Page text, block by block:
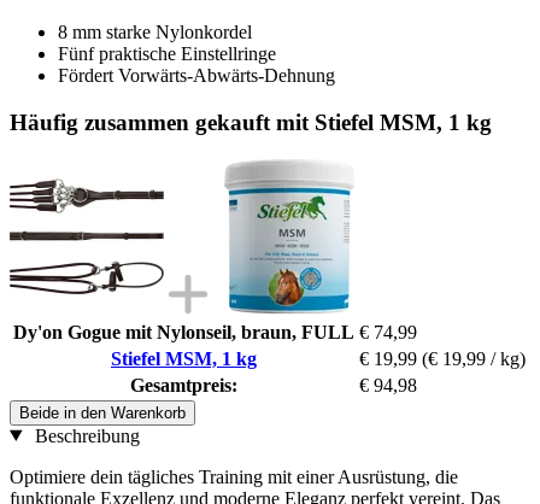
8 mm starke Nylonkordel
Fünf praktische Einstellringe
Fördert Vorwärts-Abwärts-Dehnung
Häufig zusammen gekauft mit Stiefel MSM, 1 kg
Dy'on Gogue mit Nylonseil, braun, FULL € 74,99
Stiefel MSM, 1 kg
€ 19,99 (€ 19,99 / kg)
Gesamtpreis:
€ 94,98
Beide in den Warenkorb
Beschreibung
Optimiere dein tägliches Training mit einer Ausrüstung, die
funktionale Exzellenz und moderne Eleganz perfekt vereint. Das